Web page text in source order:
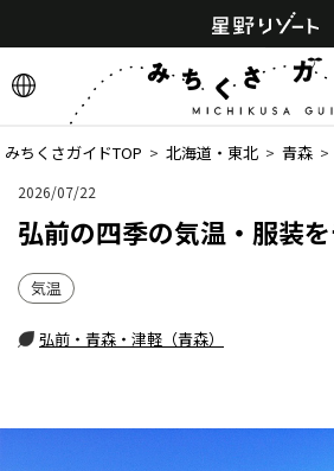
みちくさガイドTOP > 北海道・東北 > 青森
2026/07/22
弘前の四季の気温・服装
気温
弘前・青森・津軽（青森）